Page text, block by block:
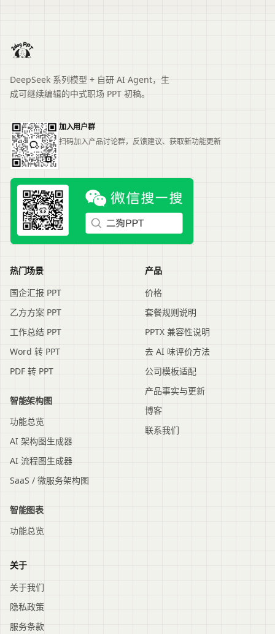
DeepSeek 系列模型 + 自研 AI Agent，生
成可继续编辑的中式职场 PPT 初稿。
加入用户群
扫码加入产品讨论群，反馈建议、获取新功能更新
热门场景
国企汇报 PPT
乙方方案 PPT
工作总结 PPT
Word 转 PPT
PDF 转 PPT
智能架构图
功能总览
AI 架构图生成器
AI 流程图生成器
SaaS / 微服务架构图
智能图表
功能总览
产品
价格
套餐规则说明
PPTX 兼容性说明
去 AI 味评价方法
公司模板适配
产品事实与更新
博客
联系我们
关于
关于我们
隐私政策
服务条款